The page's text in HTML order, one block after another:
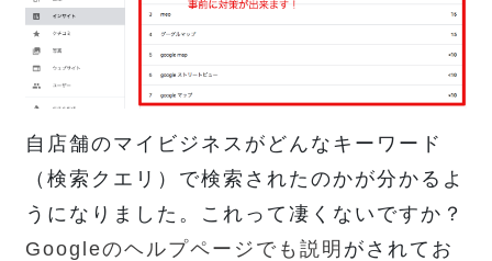
自店舗のマイビジネスがどんなキーワード
（検索クエリ）で検索されたのかが分かるよ
うになりました。これって凄くないですか？
Googleのヘルプページでも説明 がされてお